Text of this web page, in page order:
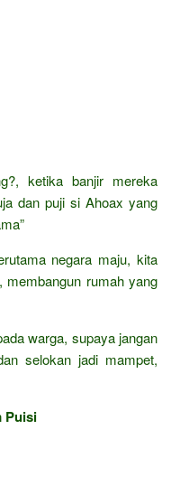
ketika banjir mereka
dan puji si Ahoax yang
negara maju, kita
membangun rumah yang
warga, supaya jangan
selokan jadi mampet,
Puisi